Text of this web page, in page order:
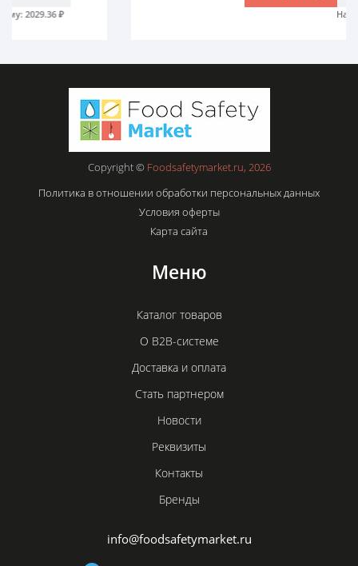
Copyright © Foodsafetymarket.ru, 2026
Политика в отношении обработки персональных данных
Условия оферты
Карта сайта
Меню
Каталог товаров
О B2B-системе
Доставка и оплата
Стать партнером
Новости
Реквизиты
Контакты
Бренды
info@foodsafetymarket.ru